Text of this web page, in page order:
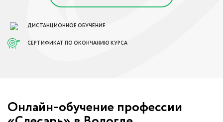
ДИСТАНЦИОННОЕ ОБУЧЕНИЕ
СЕРТИФИКАТ ПО ОКОНЧАНИЮ КУРСА
Онлайн-обучение профессии